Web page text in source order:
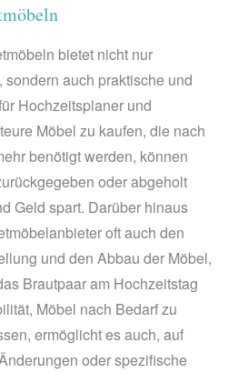
bietet nicht nur
auch praktische und
Hochzeitsplaner und
Möbel zu kaufen, die nach
benötigt werden, können
oder abgeholt
Geld spart. Darüber hinaus
oft auch den
und den Abbau der Möbel,
Brautpaar am Hochzeitstag
Möbel nach Bedarf zu
ermöglicht es auch, auf
oder spezifische